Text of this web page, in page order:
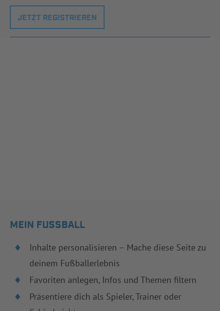
JETZT REGISTRIEREN
MEIN FUSSBALL
Inhalte personalisieren – Mache diese Seite zu
deinem Fußballerlebnis
Favoriten anlegen, Infos und Themen filtern
Präsentiere dich als Spieler, Trainer oder